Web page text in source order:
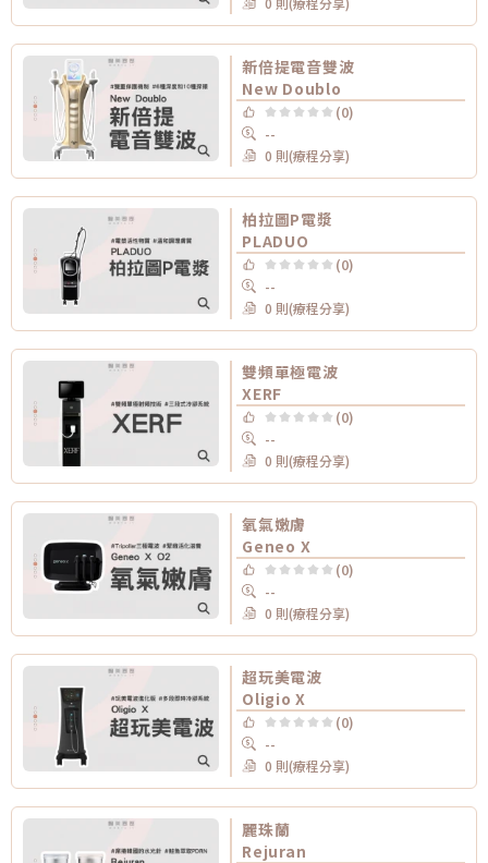
新倍提電音雙波
New Doublo
(0)
--
0 則(療程分享)
柏拉圖P電漿
PLADUO
(0)
--
0 則(療程分享)
雙頻單極電波
XERF
(0)
--
0 則(療程分享)
氧氣嫩膚
Geneo X
(0)
--
0 則(療程分享)
超玩美電波
Oligio X
(0)
--
0 則(療程分享)
麗珠蘭
Rejuran